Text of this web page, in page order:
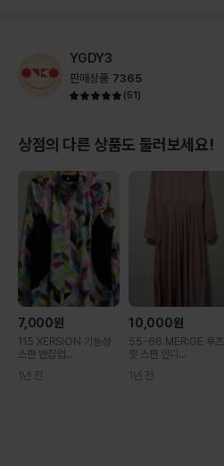
YGDY3
판매상품 7365
(51)
상점의 다른 상품도 둘러보세요!
7,000원
115 XERSION 기능성
스판 반집업...
1년 전
10,000원
55-66 MER:GE 루즈
핏 스판 인디...
1년 전